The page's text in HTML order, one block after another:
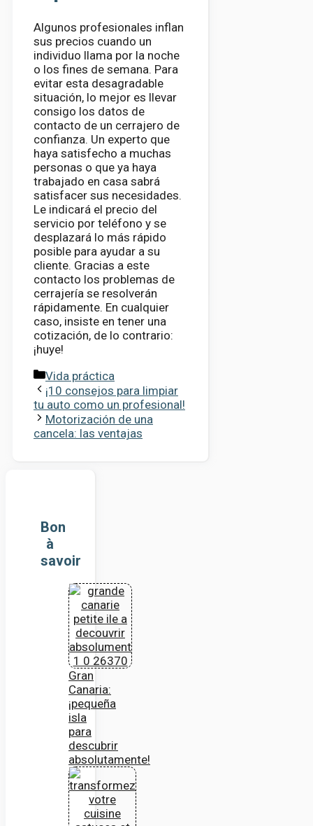
Algunos profesionales inflan
sus precios cuando un
individuo llama por la noche
o los fines de semana. Para
evitar esta desagradable
situación, lo mejor es llevar
consigo los datos de
contacto de un cerrajero de
confianza. Un experto que
haya satisfecho a muchas
personas o que ya haya
trabajado en casa sabrá
satisfacer sus necesidades.
Le indicará el precio del
servicio por teléfono y se
desplazará lo más rápido
posible para ayudar a su
cliente. Gracias a este
contacto los problemas de
cerrajería se resolverán
rápidamente. En cualquier
caso, insiste en tener una
cotización, de lo contrario:
¡huye!
Categorías
Vida práctica
¡10 consejos para limpiar
tu auto como un profesional!
Motorización de una
cancela: las ventajas
Bon
à
savoir
Gran
Canaria:
¡pequeña
isla
para
descubrir
absolutamente!